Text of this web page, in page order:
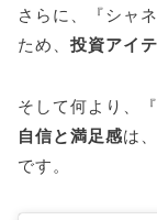
さらに、『シャ
ため、 投資アイ
そして何より、
自信と満足感は
です。